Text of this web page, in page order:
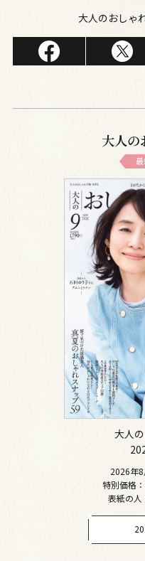
大人のおしゃ
大人の
大人
2026年
特別価格
表紙の人